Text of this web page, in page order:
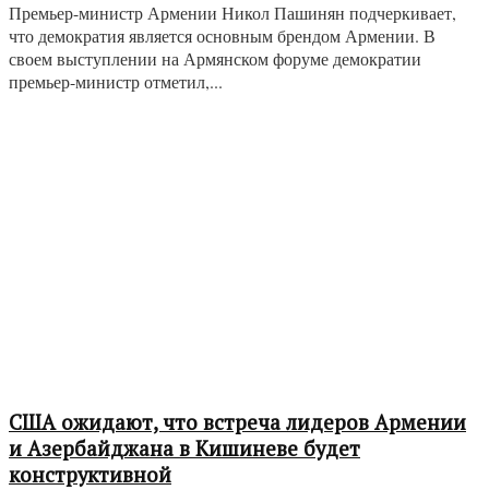
Премьер-министр Армении Никол Пашинян подчеркивает,
что демократия является основным брендом Армении. В
своем выступлении на Армянском форуме демократии
премьер-министр отметил,...
США ожидают, что встреча лидеров Армении
и Азербайджана в Кишиневе будет
конструктивной